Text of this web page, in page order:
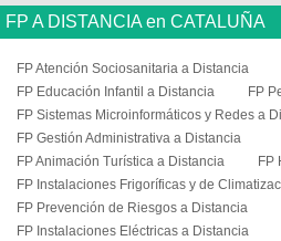
FP A DISTANCIA en CATALUÑA
FP Atención Sociosanitaria a Distancia
FP Educación Infantil a Distancia
FP
FP Sistemas Microinformáticos y Redes a
FP Gestión Administrativa a Distancia
FP Animación Turística a Distancia
FP
FP Instalaciones Frigoríficas y de
FP Prevención de Riesgos a Distancia
FP Instalaciones Eléctricas a Distancia